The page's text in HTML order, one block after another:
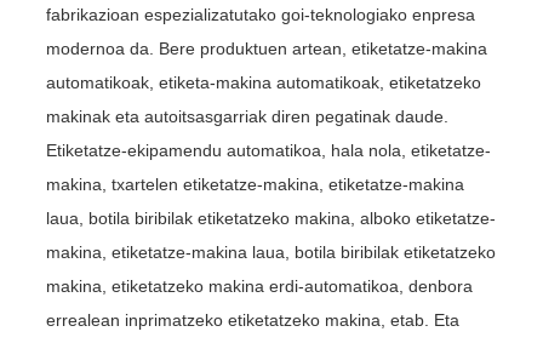
fabrikazioan espezializatutako goi-teknologiako enpresa
modernoa da. Bere produktuen artean, etiketatze-makina
automatikoak, etiketa-makina automatikoak, etiketatzeko
makinak eta autoitsasgarriak diren pegatinak daude.
Etiketatze-ekipamendu automatikoa, hala nola, etiketatze-
makina, txartelen etiketatze-makina, etiketatze-makina
laua, botila biribilak etiketatzeko makina, alboko etiketatze-
makina, etiketatze-makina laua, botila biribilak etiketatzeko
makina, etiketatzeko makina erdi-automatikoa, denbora
errealean inprimatzeko etiketatzeko makina, etab. Eta